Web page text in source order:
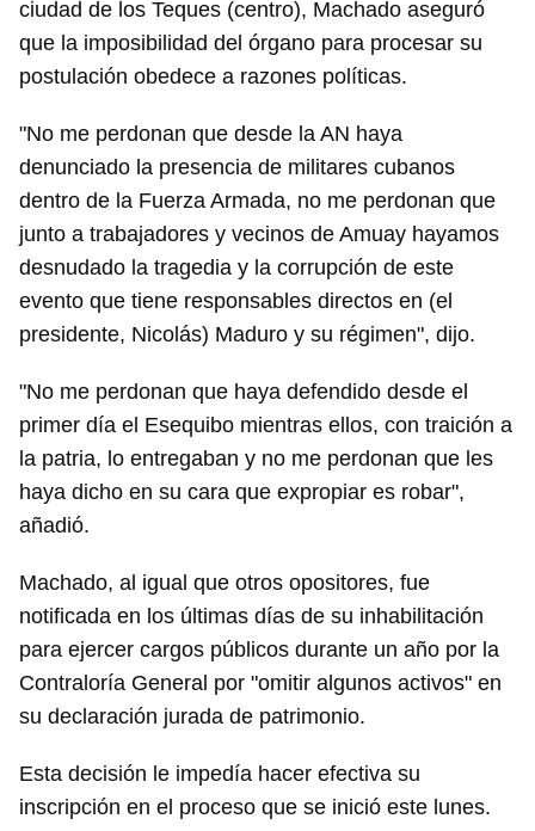
ciudad de los Teques (centro), Machado aseguró
que la imposibilidad del órgano para procesar su
postulación obedece a razones políticas.
"No me perdonan que desde la AN haya
denunciado la presencia de militares cubanos
dentro de la Fuerza Armada, no me perdonan que
junto a trabajadores y vecinos de Amuay hayamos
desnudado la tragedia y la corrupción de este
evento que tiene responsables directos en (el
presidente, Nicolás) Maduro y su régimen", dijo.
"No me perdonan que haya defendido desde el
primer día el Esequibo mientras ellos, con traición a
la patria, lo entregaban y no me perdonan que les
haya dicho en su cara que expropiar es robar",
añadió.
Machado, al igual que otros opositores, fue
notificada en los últimas días de su inhabilitación
para ejercer cargos públicos durante un año por la
Contraloría General por "omitir algunos activos" en
su declaración jurada de patrimonio.
Esta decisión le impedía hacer efectiva su
inscripción en el proceso que se inició este lunes.